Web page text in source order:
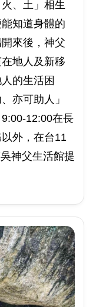
、土」相生
知道身體的
來後，神父
地人及新移
的生活困
亦可助人」
12:00在長
外，在台11
神父生活館提